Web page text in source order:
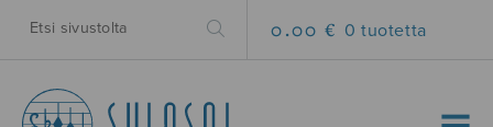
0.00 € 0 tuotetta
MENU